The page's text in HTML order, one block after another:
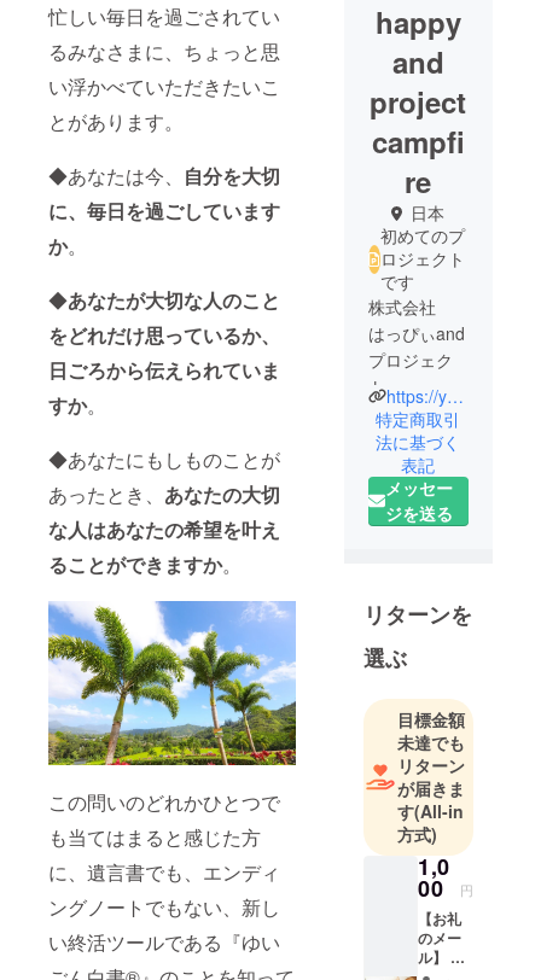
忙しい毎日を過ごされてい
るみなさまに、ちょっと思
い浮かべていただきたいこ
とがあります。
◆あなたは今、 自分を大切
に、毎日を過ごしています
か。
◆あなたが大切な人のこと
をどれだけ思っているか、
日ごろから伝えられていま
すか。
◆あなたにもしものことが
あったとき、 あなたの大切
な人はあなたの希望を叶え
ることができますか。
この問いのどれかひとつで
も当てはまると感じた方
に、遺言書でも、エンディ
ングノートでもない、新し
い終活ツールである『ゆい
happy
and
project
campfi
re
日本
初めてのプ
ロジェクト
です
株式会社
はっぴぃand
プロジェク
ト
2019年 2月
「株式会社
はっぴぃand
プロジェク
月、6種類の
年代別『ゆ
いごん白書
経営「健康
診断」100
社長版『ゆ
いごん白書
®』を企画・
制作・販
2022年6月、
大阪信用金
庫主催だい
しん創業ビ
https://yuigonhakusho.com
特定商取引
法に基づく
表記
メッセー
ジを送る
リターンを
選ぶ
目標金額
未達でも
リターン
が届きま
す(All-in
方式)
1,0
00 円
【お礼
のメー
ル】 こ